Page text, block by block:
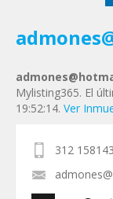
Mylisting365. El
19:52:14. Ver
312